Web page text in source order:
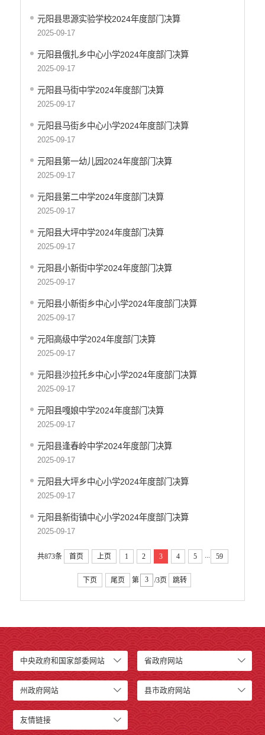
住房保障信息公开
医疗卫生机构信息公开
审计信息公开
市场监督管理信息公开
环境保护信息公开
应急管理信息公开
国有土地房屋征收补偿信息公开
科技管理和项目经费信息公开
旅游市场秩序和服务质量信息公开
乡村振兴工作信息公开
不动产登记信息公开
红河州网上新闻发布厅
元阳县思源实验学校2024年度部门决算
2025-09-17
元阳县俄扎乡中心小学2024年度部门决算
2025-09-17
元阳县马街中学2024年度部门决算
2025-09-17
元阳县马街乡中心小学2024年度部门决算
2025-09-17
元阳县第一幼儿园2024年度部门决算
2025-09-17
元阳县第二中学2024年度部门决算
2025-09-17
元阳县大坪中学2024年度部门决算
2025-09-17
元阳县小新街中学2024年度部门决算
2025-09-17
元阳县小新街乡中心小学2024年度部门决算
2025-09-17
元阳高级中学2024年度部门决算
2025-09-17
元阳县沙拉托乡中心小学2024年度部门决算
2025-09-17
元阳县嘎娘中学2024年度部门决算
2025-09-17
元阳县逢春岭中学2024年度部门决算
2025-09-17
元阳县大坪乡中心小学2024年度部门决算
2025-09-17
元阳县新街镇中心小学2024年度部门决算
2025-09-17
共873条 首页 上页 1 2 3 4 5 ... 59
下页 尾页 第 /3页 跳转
中央政府和国家部委网站 省政府网站
州政府网站 县市政府网站
友情链接